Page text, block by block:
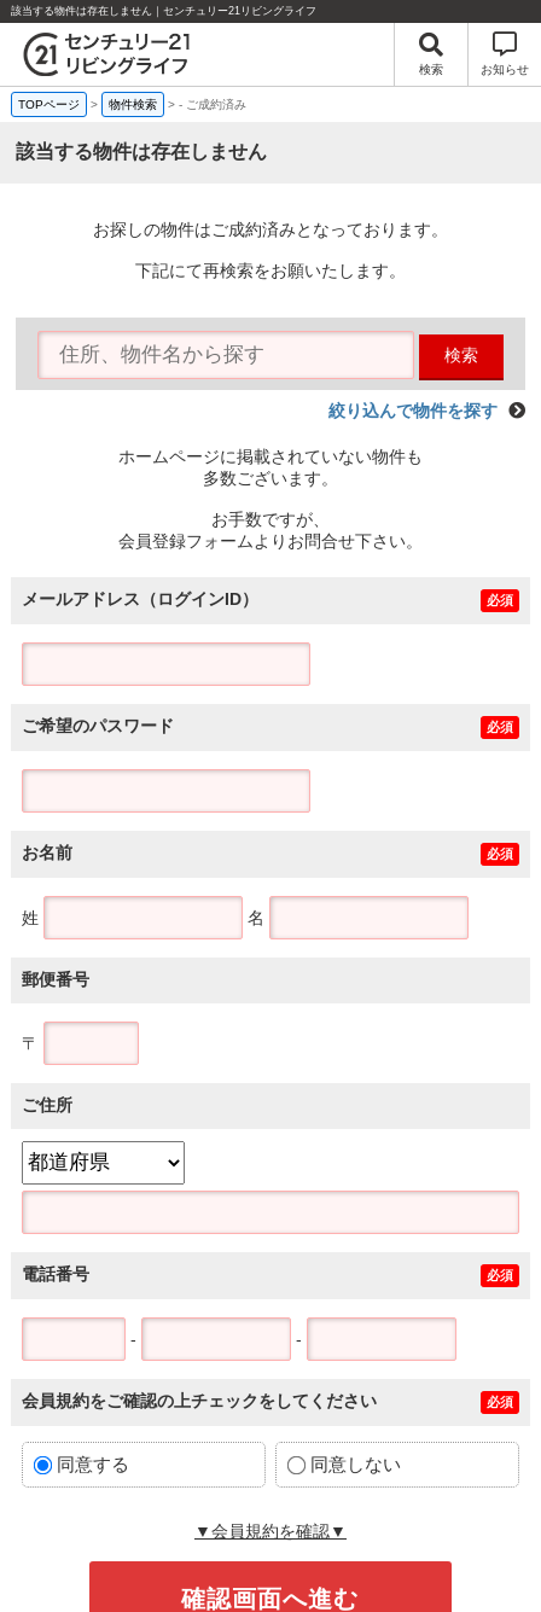
該当する物件は存在しません｜センチュリー21リビングライフ
検索 お知らせ
TOPページ > 物件検索 >- ご成約済み
該当する物件は存在しません
お探しの物件はご成約済みとなっております。
下記にて再検索をお願いたします。
検索
絞り込んで物件を探す
ホームページに掲載されていない物件も
多数ございます。
お手数ですが、
会員登録フォームよりお問合せ下さい。
メールアドレス（ログインID） 必須
ご希望のパスワード 必須
お名前 必須
姓 名
郵便番号
〒
ご住所
電話番号 必須
- -
会員規約をご確認の上チェックをしてください 必須
同意する 同意しない
▼会員規約を確認▼